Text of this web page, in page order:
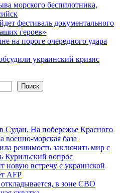
морского беспилотника,
фестиваль документального
героев»
на пороге очередного удара
украинский кризис
Поиск
Судан. На побережье Красного
военно-морская база
решимость заключить мир с
Курильский вопрос
новую встречу с украинской
AFP
в зоне СВО